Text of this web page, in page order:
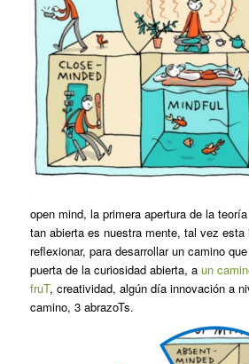
open mind, la primera apertura de la
tan abierta es nuestra mente, tal vez esta
reflexionar, para desarrollar un camino
puerta de la curiosidad abierta, a un
fruT, creatividad, algún día innovación a
camino, 3 abrazoTs.